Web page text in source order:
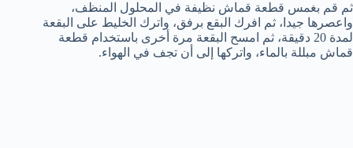
ثم قم بغمس قطعة قماش نظيفة في المحلول المنظف،
واعصرها جيدا، ثم افرك البقع برفق، واترك الخليط على البقعة
لمدة 20 دقيقة، ثم امسح البقعة مرة أخرى باستخدام قطعة
قماش مبللة بالماء، واتركها إلى أن تجف في الهواء.